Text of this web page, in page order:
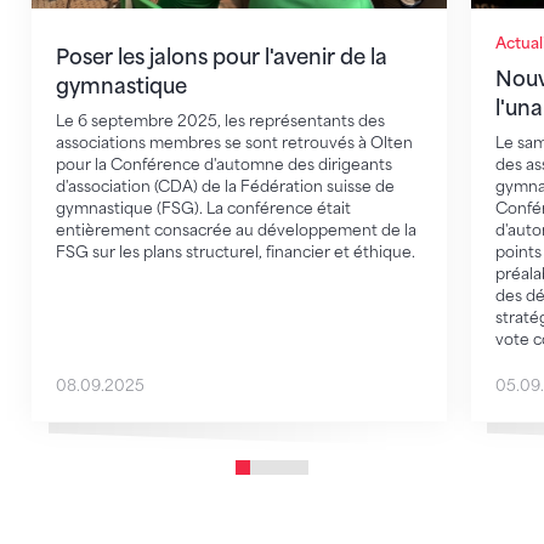
Poser les jalons pour l'avenir de la
gymnastique
Le 6 septembre 2025, les représentants des
associations membres se sont retrouvés à Olten
pour la Conférence d'automne des dirigeants
d'association (CDA) de la Fédération suisse de
gymnastique (FSG). La conférence était
entièrement consacrée au développement de la
FSG sur les plans structurel, financier et éthique.
08.09.2025
Le
des
des
vote